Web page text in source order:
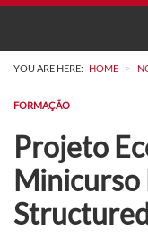
YOU ARE HERE: HOME >
FORMAÇÃO
Projeto
Minicurso